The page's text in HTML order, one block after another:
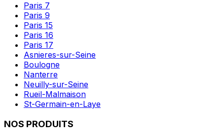
Paris 7
Paris 9
Paris 15
Paris 16
Paris 17
Asnieres-sur-Seine
Boulogne
Nanterre
Neuilly-sur-Seine
Rueil-Malmaison
St-Germain-en-Laye
NOS PRODUITS